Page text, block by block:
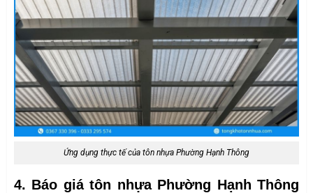
Ứng dụng thực tế của tôn nhựa Phường Hạnh Thông
4. Báo giá tôn nhựa Phường Hạnh Thông